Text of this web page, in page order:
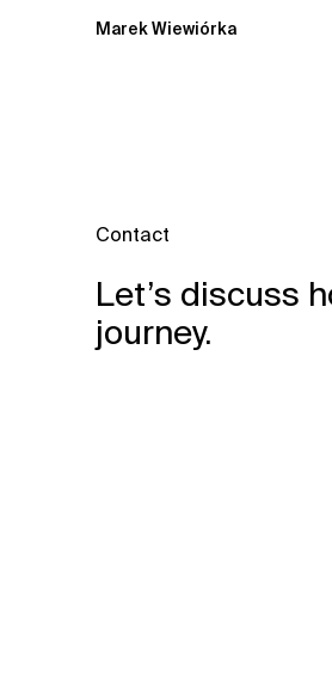
Marek Wiewiórka
Contact
Let’s discuss
journey.